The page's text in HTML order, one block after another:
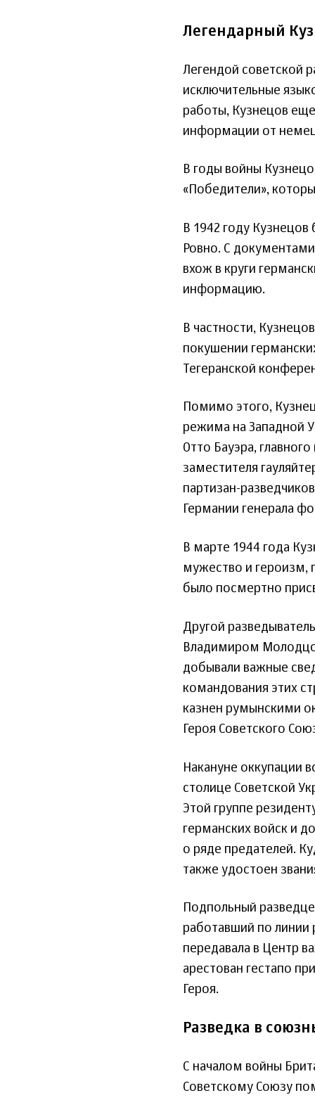
Легендарный
Легендой советской
исключительные
работы, Кузнецов
информации от
В годы войны
«Победители»,
В 1942 году
Ровно. С
вхож в круги
информацию.
В частности,
покушении
Тегеранской
Помимо этого,
режима на Западной
Отто Бауэра,
заместителя
партизан-
Германии генерала
В марте 1944 года
мужество и героизм,
было посмертно
Другой
Владимиром
добывали важные
командования этих
казнен румынскими
Героя Советского
Накануне оккупации
столице Советской
Этой группе
германских войск и
о ряде предателей.
также удостоен
Подпольный
работавший по линии
передавала в Центр
арестован гестапо
Героя.
Разведка в
С началом войны
Советскому Союзу